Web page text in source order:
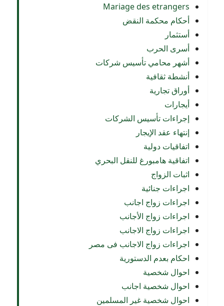
Mariage des etrangers
أحكام محكمة النقض
أستثمار
أسرى الحرب
أشهر محامي تأسيس شركات
أنشطة ثقافية
أوراق تجارية
أيجارات
إجراءات تأسيس الشركات
إنتهاء عقد الإيجار
اتفاقيات دولية
اتفاقية هامبورغ للنقل البحري
اثبات الزواج
اجراءات جنائية
اجراءات زواج اجانب
اجراءات زواج الأجانب
اجراءات زواج الاجانب
اجراءات زواج الاجانب فى مصر
احكام بعدم الدستورية
احوال شخصية
احوال شخصية اجانب
احوال شخصية غير المسلمين